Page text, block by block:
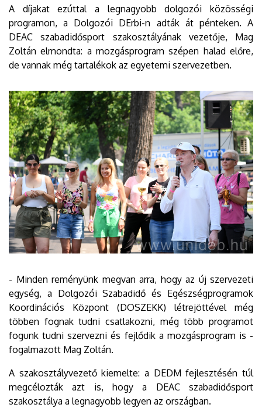
A díjakat ezúttal a legnagyobb dolgozói közösségi
programon, a Dolgozói DErbi-n adták át pénteken. A
DEAC szabadidősport szakosztályának vezetője, Mag
Zoltán elmondta: a mozgásprogram szépen halad előre,
de vannak még tartalékok az egyetemi szervezetben.
- Minden reményünk megvan arra, hogy az új szervezeti
egység, a Dolgozói Szabadidő és Egészségprogramok
Koordinációs Központ (DOSZEKK) létrejöttével még
többen fognak tudni csatlakozni, még több programot
fogunk tudni szervezni és fejlődik a mozgásprogram is -
fogalmazott Mag Zoltán.
A szakosztályvezető kiemelte: a DEDM fejlesztésén túl
megcélozták azt is, hogy a DEAC szabadidősport
szakosztálya a legnagyobb legyen az országban.